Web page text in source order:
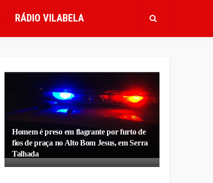
RÁDIO VILABELA
Homem é preso em flagrante por furto de
fios de praça no Alto Bom Jesus, em Serra
Talhada